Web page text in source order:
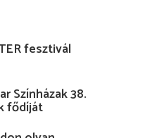
fesztivál
Színházak 38.
fődíját